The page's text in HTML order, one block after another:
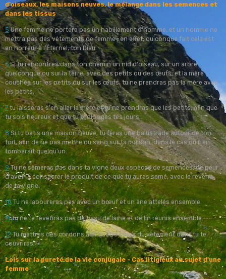
d'oiseaux, les maisons neuves, le mélange dans les semences et
dans les tissus
5Une femme ne portera pas un habillement d'homme, et un homme ne
mettra pas des vêtements de femme ; en effet, quiconque fait cela est
en horreur à l'Éternel, ton Dieu.
6Si tu rencontres dans ton chemin un nid d'oiseau, sur un arbre
quelconque ou sur la terre, avec des petits ou des œufs, et la mère
couchée sur les petits ou sur les œufs, tu ne prendras pas la mère avec
les petits,
7 tu laisseras s'en aller la mère et tu ne prendras que les petits, afin que
tu sois heureux et que tu prolonges tes jours.
8Si tu bâtis une maison neuve, tu feras une balustrade autour de ton
toit, afin de ne pas mettre du sang sur ta maison, dans le cas où il en
tomberait quelqu'un.
9Tu ne sèmeras pas dans ta vigne deux espèces de semences, de peur
d'avoir à consacrer le produit de ce que tu auras semé, avec le revenu
de ta vigne.
10 Tu ne laboureras pas avec un bœuf et un âne attelés ensemble.
11Tu ne te revêtiras pas de tissu de laine et de lin réunis ensemble.
12Tu mettras des cordons aux quatre coins du vêtement dont tu te
couvriras.
Lois sur la pureté de la vie conjugale - Cas litigieux au sujet d'une
femme